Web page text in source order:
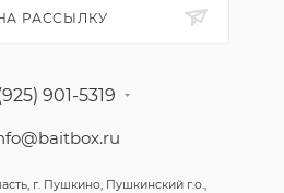
РАССЫЛКУ
901-5319
г. Пушкино, Пушкинский г.о.,